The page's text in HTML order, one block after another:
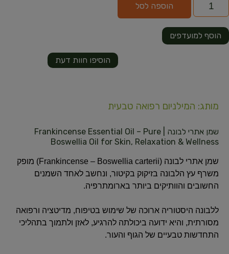
הוספה לסל
הוסיפו חוות דעת
הוסף למועדפים
מותג: המילניום רפואה טבעית
שמן אתרי לבונה | Frankincense Essential Oil – Pure
Boswellia Oil for Skin, Relaxation & Wellness
שמן אתרי לבונה (Frankincense – Boswellia carterii) מופק
משרף עץ הלבונה בזיקוק בקיטור, ונחשב לאחד השמנים
החשובים והוותיקים ביותר בארומתרפיה.
ללבונה היסטוריה ארוכה של שימוש בטיפוח, מדיטציה ורפואה
מסורתית, והיא ידועה ביכולתה להרגיע, לאזן ולתמוך בתהליכי
התחדשות טבעיים של הגוף והעור.